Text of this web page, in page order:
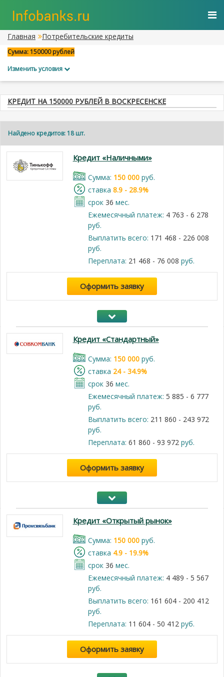
Главная Потребительские кредиты
КРЕДИТ НА 150000 РУБЛЕЙ В ВОСКРЕСЕНСКЕ
Сумма: 150000 рублей
Изменить условия
Найдено кредитов: 18 шт.
Кредит «Наличными»
Cумма: 150 000руб.
cтавка 8.9 - 28.9%
срок 36 мес.
Ежемесячный платеж: 4 763 - 6 278
руб.
Выплатить всего: 171 468 - 226 008
руб.
Переплата: 21 468 - 76 008 руб.
Оформить заявку
Кредит «Стандартный»
Cумма: 150 000руб.
cтавка 24 - 34.9%
срок 36 мес.
Ежемесячный платеж: 5 885 - 6 777
руб.
Выплатить всего: 211 860 - 243 972
руб.
Переплата: 61 860 - 93 972руб.
Оформить заявку
Кредит «Открытый рынок»
Cумма: 150 000руб.
cтавка 4.9 - 19.9%
срок 36 мес.
Ежемесячный платеж: 4 489 - 5 567
руб.
Выплатить всего: 161 604 - 200 412
руб.
Переплата: 11 604 - 50 412руб.
Оформить заявку